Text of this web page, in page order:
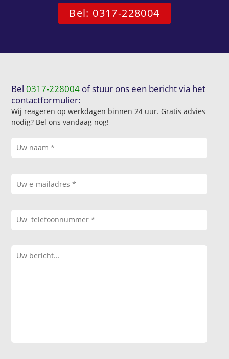
Bel: 0317-228004
Bel0317-228004 of stuur ons een bericht via het
contactformulier:
Wij reageren op werkdagen binnen 24 uur. Gratis advies
nodig? Bel ons vandaag nog!